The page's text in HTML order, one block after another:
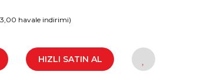
havale indirimi)
HIZLI SATIN AL